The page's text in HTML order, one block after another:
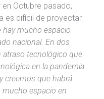
Octubre pasado,
es difícil de proyectar
hay mucho espacio
nacional. En dos
atraso tecnológico que
en la pandemia.
creemos que habrá
mucho espacio en